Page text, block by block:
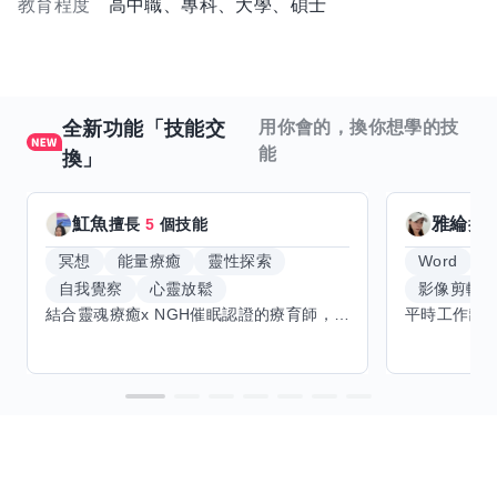
教育程度 高中職、專科、大學、碩士
全新功能「技能交
換」
用你會的，換你想學的技
能
魟魚擅長5 個技能
冥想 能量療癒
靈性探索
自我覺察
心靈放鬆
雅綸擅
Word
影像剪輯